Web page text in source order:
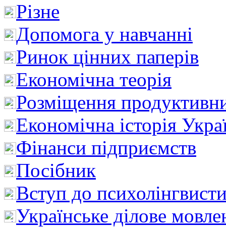
Різне
Допомога у навчанні
Ринок цінних паперів
Економічна теорія
Розміщення
Економічна історія
Фінанси підприємств
Посібник
Вступ до
Українське ділове